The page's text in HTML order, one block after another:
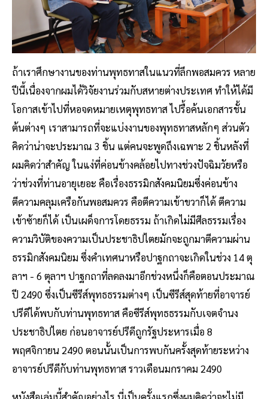
ถ้าเราศึกษางานของท่านพุทธทาสในแนวที่ลึกพอสมควร หลาย
ปีนี้เนื่องจากผมได้วิจัยงานร่วมกับสหายต่างประเทศ ทำให้ได้มี
โอกาสเข้าไปที่หอจดหมายเหตุพุทธทาส ไปรื้อค้นเอกสารชั้น
ต้นต่างๆ เราสามารถที่จะแบ่งงานของพุทธทาสหลักๆ ส่วนตัว
คิดว่าน่าจะประมาณ 3 ชิ้น แต่คนจะพูดถึงเฉพาะ 2 ชิ้นหลังที่
ผมคิดว่าสำคัญ ในแง่ที่ค่อนข้างคล้อยไปทางช่วงปัจฉิมวัยหรือ
ว่าช่วงที่ท่านอายุเยอะ คือเรื่องธรรมิกสังคมนิยมซึ่งค่อนข้าง
ตีความคลุมเครือกันพอสมควร คือตีความเข้าขวาก็ได้ ตีความ
เข้าซ้ายก็ได้ เป็นเผด็จการโดยธรรม ถ้าเกิดไม่มีศีลธรรมเรื่อง
ความวิบัติของความเป็นประชาธิปไตยมักจะถูกมาตีความผ่าน
ธรรมิกสังคมนิยม ซึ่งคำเทศนาหรือปาฐกถาจะเกิดในช่วง 14 ตุ
ลาฯ - 6 ตุลาฯ ปาฐกถาที่ลดลงมาอีกช่วงหนึ่งก็คือตอนประมาณ
ปี 2490 ซึ่งเป็นซีรีส์พุทธธรรมต่างๆ เป็นซีรีส์สุดท้ายที่อาจารย์
ปรีดีได้พบกับท่านพุทธทาส คือซีรีส์พุทธธรรมกับเจตจำนง
ประชาธิปไตย ก่อนอาจารย์ปรีดีถูกรัฐประหารเมื่อ 8
พฤศจิกายน 2490 ตอนนั้นเป็นการพบกันครั้งสุดท้ายระหว่าง
อาจารย์ปรีดีกับท่านพุทธทาส ราวเดือนมกราคม 2490